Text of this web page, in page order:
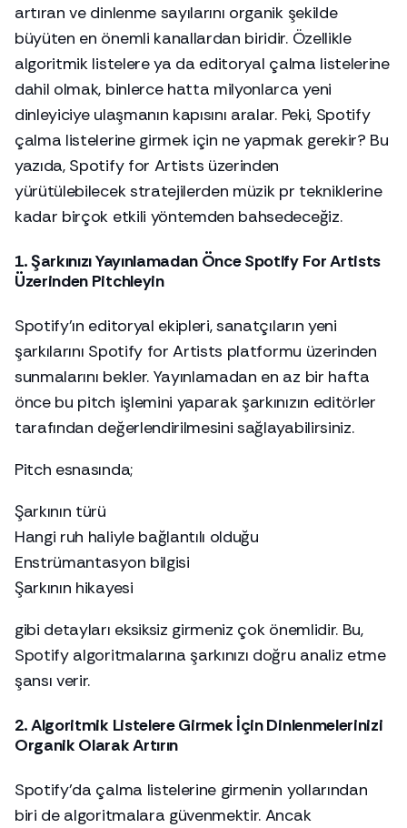
artıran ve dinlenme sayılarını organik şekilde
büyüten en önemli kanallardan biridir. Özellikle
algoritmik listelere ya da editoryal çalma listelerine
dahil olmak, binlerce hatta milyonlarca yeni
dinleyiciye ulaşmanın kapısını aralar. Peki, Spotify
çalma listelerine girmek için ne yapmak gerekir? Bu
yazıda, Spotify for Artists üzerinden
yürütülebilecek stratejilerden müzik pr tekniklerine
kadar birçok etkili yöntemden bahsedeceğiz.
1. Şarkınızı Yayınlamadan Önce Spotify For Artists
Üzerinden Pitchleyin
Spotify’ın editoryal ekipleri, sanatçıların yeni
şarkılarını Spotify for Artists platformu üzerinden
sunmalarını bekler. Yayınlamadan en az bir hafta
önce bu pitch işlemini yaparak şarkınızın editörler
tarafından değerlendirilmesini sağlayabilirsiniz.
Pitch esnasında;
Şarkının türü
Hangi ruh haliyle bağlantılı olduğu
Enstrümantasyon bilgisi
Şarkının hikayesi
gibi detayları eksiksiz girmeniz çok önemlidir. Bu,
Spotify algoritmalarına şarkınızı doğru analiz etme
şansı verir.
2. Algoritmik Listelere Girmek İçin Dinlenmelerinizi
Organik Olarak Artırın
Spotify’da çalma listelerine girmenin yollarından
biri de algoritmalara güvenmektir. Ancak